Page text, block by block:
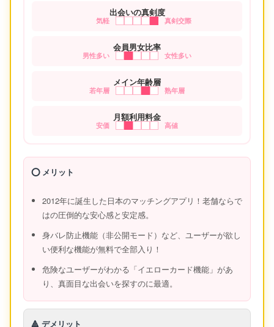
出会いの真剣度
気軽 真剣交際
会員男女比率
男性多い 女性多い
メイン年齢層
若年層 熟年層
月額利用料金
安価 高値
⭕️ メリット
2012年に誕生した日本のマッチングアプリ！老舗ならで
はの圧倒的な安心感と安定感。
身バレ防止機能（非公開モード）など、ユーザーが欲し
い便利な機能が無料で全部入り！
危険なユーザーがわかる「イエローカード機能」があ
り、真面目な出会いを探すのに最適。
🔺 デメリット